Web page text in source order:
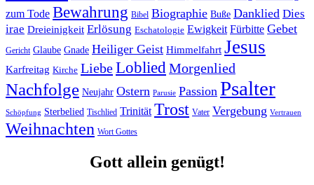
zum Tode Bewahrung Bibel Biographie Buße Danklied Dies
irae Dreieinigkeit Erlösung Eschatologie Ewigkeit Fürbitte Gebet
Gericht Glaube Gnade Heiliger Geist Himmelfahrt Jesus
Karfreitag Kirche LiebeLobliedMorgenlied
Nachfolge Neujahr Ostern Parusie Passion Psalter
Schöpfung Sterbelied Tischlied Trinität Trost Vater Vergebung Vertrauen
Weihnachten Wort Gottes
Gott allein genügt!